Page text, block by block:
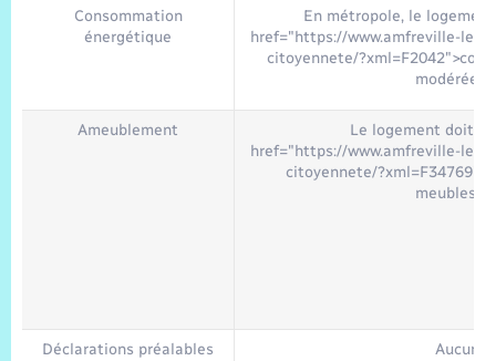
Consommation
énergétique
En métropole, le
href="https://www.amfreville-les-
citoyennete/
modérée</
Ameublement
Le logement doit
href="https://www.amfreville-les-
citoyennete/
meubles</
Déclarations préalables Aucune